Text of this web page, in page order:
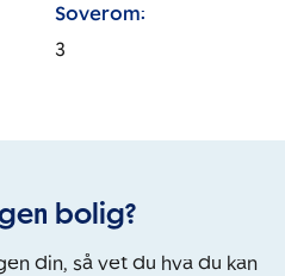
Soverom:
3
bolig?
din, så vet du hva du kan